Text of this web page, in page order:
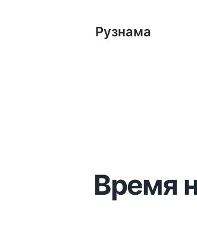
Рузнама
Время